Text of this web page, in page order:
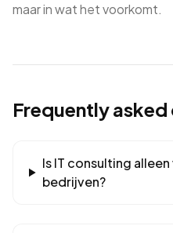
maar in wat het voorkomt.
Frequently
Is IT consulting
bedrijven?